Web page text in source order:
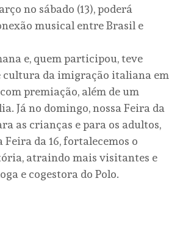
no sábado (13), poderá
musical entre Brasil e
e, quem participou, teve
cultura da imigração italiana em
premiação, além de um
Já no domingo, nossa Feira da
as crianças e para os adultos,
da 16, fortalecemos o
atraindo mais visitantes e
e cogestora do Polo.